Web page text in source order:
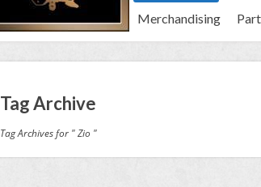
Merchandising
Tag Archive
Tag Archives for " Zio "